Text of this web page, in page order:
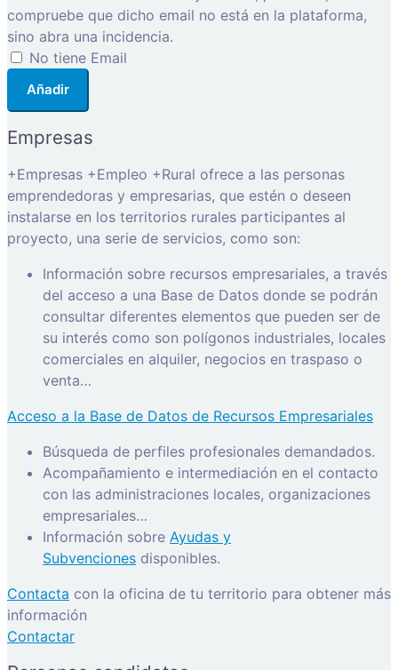
compruebe que dicho email no está en la plataforma,
sino abra una incidencia.
No tiene Email
Añadir
Empresas
+Empresas +Empleo +Rural ofrece a las personas
emprendedoras y empresarias, que estén o deseen
instalarse en los territorios rurales participantes al
proyecto, una serie de servicios, como son:
Información sobre recursos empresariales, a través
del acceso a una Base de Datos donde se podrán
consultar diferentes elementos que pueden ser de
su interés como son polígonos industriales, locales
comerciales en alquiler, negocios en traspaso o
venta…
Acceso a la Base de Datos de Recursos Empresariales
Búsqueda de perfiles profesionales demandados.
Acompañamiento e intermediación en el contacto
con las administraciones locales, organizaciones
empresariales…
Información sobre Ayudas y
Subvenciones disponibles.
Contacta con la oficina de tu territorio para obtener más
información
Contactar